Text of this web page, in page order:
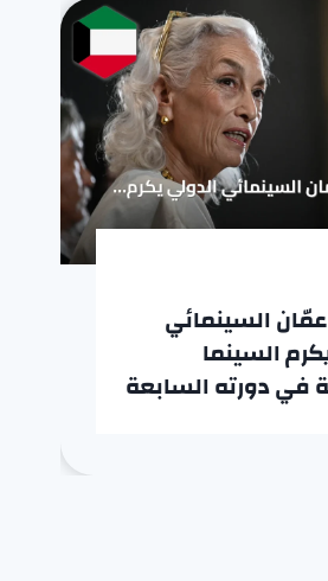
السينمائي
السينما
في دورته السابعة